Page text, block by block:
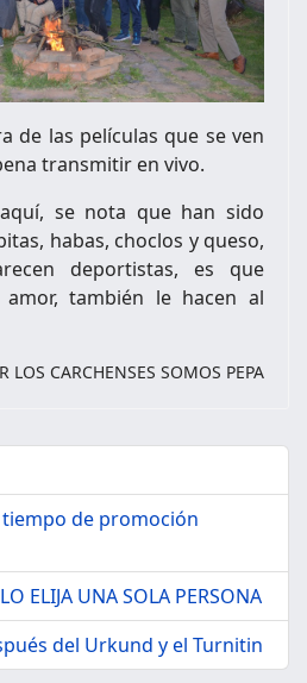
de las películas que se ven
transmitir en vivo.
se nota que han sido
habas, choclos y queso,
deportistas, es que
también le hacen al
LOS CARCHENSES SOMOS PEPA
tiempo de promoción
ELIJA UNA SOLA PERSONA
del Urkund y el Turnitin